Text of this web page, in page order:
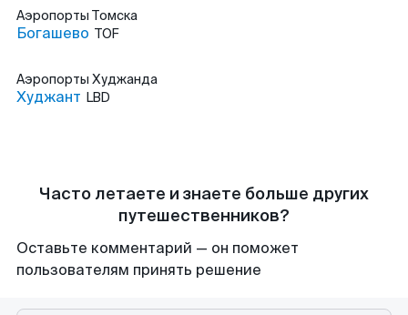
Аэропорты Томска
Богашево TOF
Аэропорты Худжанда
Худжант LBD
Часто летаете и знаете больше других
путешественников?
Оставьте комментарий — он поможет
пользователям принять решение